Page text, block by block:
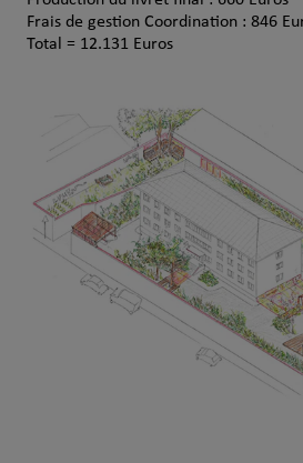
Frais de gestion Coordination : 846
Total = 12.131 Euros